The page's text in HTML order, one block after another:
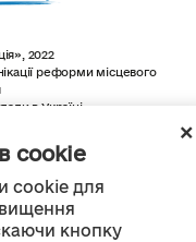
cookie
cookie для
кнопку
2022
реформи місцевого
в Україні.
license,